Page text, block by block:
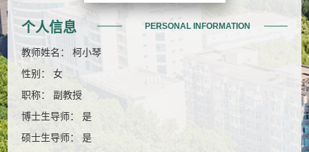
个人信息 PERSONAL INFORMATION
教师姓名： 柯小琴
性别： 女
职称： 副教授
博士生导师： 是
硕士生导师： 是